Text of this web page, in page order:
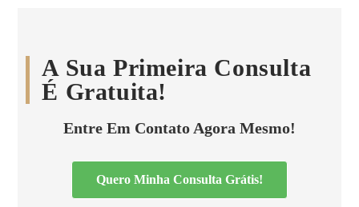
A Sua Primeira Consulta
É Gratuita!
Entre Em Contato Agora Mesmo!
Quero Minha Consulta Grátis!